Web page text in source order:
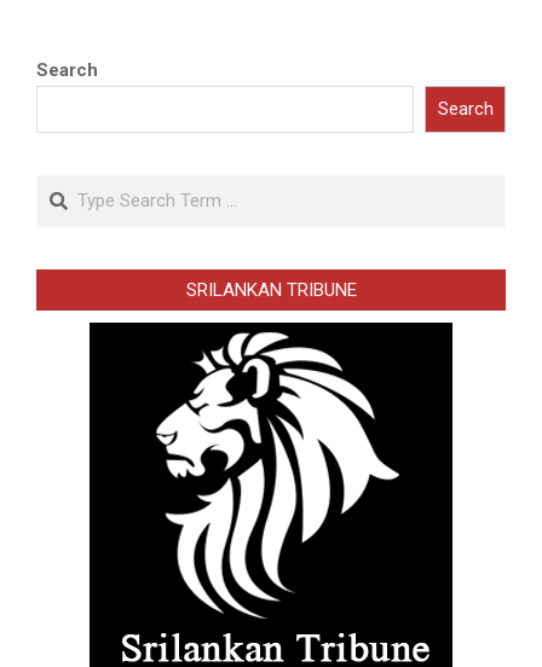
Search
Search
Search
SRILANKAN TRIBUNE